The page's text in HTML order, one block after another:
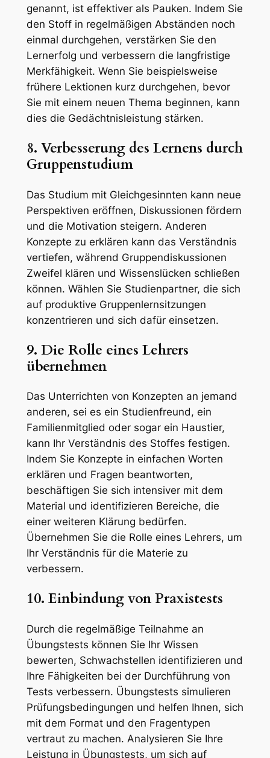
genannt, ist effektiver als Pauken. Indem Sie
den Stoff in regelmäßigen Abständen noch
einmal durchgehen, verstärken Sie den
Lernerfolg und verbessern die langfristige
Merkfähigkeit. Wenn Sie beispielsweise
frühere Lektionen kurz durchgehen, bevor
Sie mit einem neuen Thema beginnen, kann
dies die Gedächtnisleistung stärken.
8. Verbesserung des Lernens durch
Gruppenstudium
Das Studium mit Gleichgesinnten kann neue
Perspektiven eröffnen, Diskussionen fördern
und die Motivation steigern. Anderen
Konzepte zu erklären kann das Verständnis
vertiefen, während Gruppendiskussionen
Zweifel klären und Wissenslücken schließen
können. Wählen Sie Studienpartner, die sich
auf produktive Gruppenlernsitzungen
konzentrieren und sich dafür einsetzen.
9. Die Rolle eines Lehrers
übernehmen
Das Unterrichten von Konzepten an jemand
anderen, sei es ein Studienfreund, ein
Familienmitglied oder sogar ein Haustier,
kann Ihr Verständnis des Stoffes festigen.
Indem Sie Konzepte in einfachen Worten
erklären und Fragen beantworten,
beschäftigen Sie sich intensiver mit dem
Material und identifizieren Bereiche, die
einer weiteren Klärung bedürfen.
Übernehmen Sie die Rolle eines Lehrers, um
Ihr Verständnis für die Materie zu
verbessern.
10. Einbindung von Praxistests
Durch die regelmäßige Teilnahme an
Übungstests können Sie Ihr Wissen
bewerten, Schwachstellen identifizieren und
Ihre Fähigkeiten bei der Durchführung von
Tests verbessern. Übungstests simulieren
Prüfungsbedingungen und helfen Ihnen, sich
mit dem Format und den Fragentypen
vertraut zu machen. Analysieren Sie Ihre
Leistung in Übungstests, um sich auf